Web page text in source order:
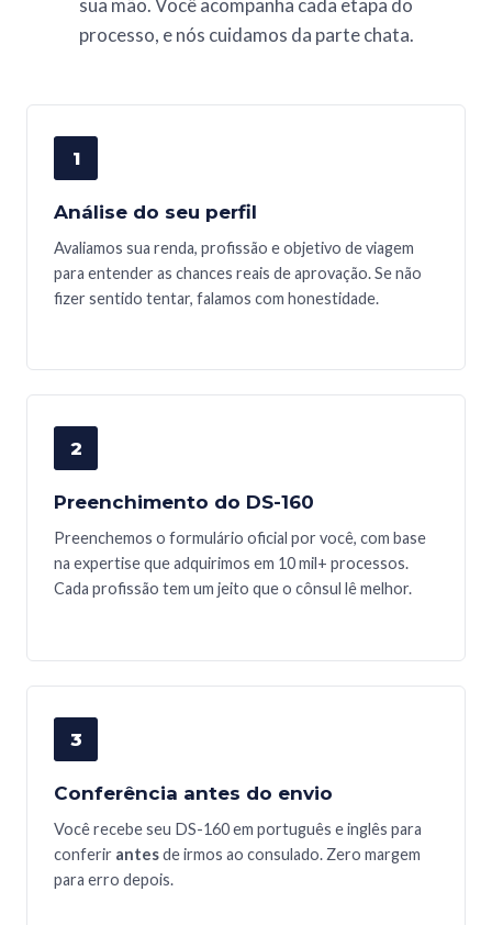
sua mão. Você acompanha cada etapa do
processo, e nós cuidamos da parte chata.
1
Análise do seu perfil
Avaliamos sua renda, profissão e objetivo de viagem
para entender as chances reais de aprovação. Se não
fizer sentido tentar, falamos com honestidade.
2
Preenchimento do DS-160
Preenchemos o formulário oficial por você, com base
na expertise que adquirimos em 10 mil+ processos.
Cada profissão tem um jeito que o cônsul lê melhor.
3
Conferência antes do envio
Você recebe seu DS-160 em português e inglês para
conferir antesde irmos ao consulado. Zero margem
para erro depois.